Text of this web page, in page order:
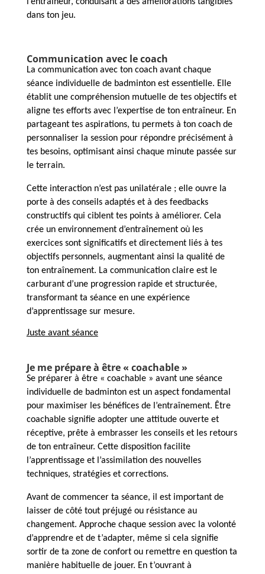
l’entraîneur, conduisant à des améliorations tangibles
dans ton jeu.
Communication avec le coach
La communication avec ton coach avant chaque
séance individuelle de badminton est essentielle. Elle
établit une compréhension mutuelle de tes objectifs et
aligne tes efforts avec l’expertise de ton entraîneur. En
partageant tes aspirations, tu permets à ton coach de
personnaliser la session pour répondre précisément à
tes besoins, optimisant ainsi chaque minute passée sur
le terrain.
Cette interaction n’est pas unilatérale ; elle ouvre la
porte à des conseils adaptés et à des feedbacks
constructifs qui ciblent tes points à améliorer. Cela
crée un environnement d’entraînement où les
exercices sont significatifs et directement liés à tes
objectifs personnels, augmentant ainsi la qualité de
ton entraînement. La communication claire est le
carburant d’une progression rapide et structurée,
transformant ta séance en une expérience
d’apprentissage sur mesure.
Juste avant séance
Je me prépare à être « coachable »
Se préparer à être « coachable » avant une séance
individuelle de badminton est un aspect fondamental
pour maximiser les bénéfices de l’entraînement. Être
coachable signifie adopter une attitude ouverte et
réceptive, prête à embrasser les conseils et les retours
de ton entraîneur. Cette disposition facilite
l’apprentissage et l’assimilation des nouvelles
techniques, stratégies et corrections.
Avant de commencer ta séance, il est important de
laisser de côté tout préjugé ou résistance au
changement. Approche chaque session avec la volonté
d’apprendre et de t’adapter, même si cela signifie
sortir de ta zone de confort ou remettre en question ta
manière habituelle de jouer. En t’ouvrant à